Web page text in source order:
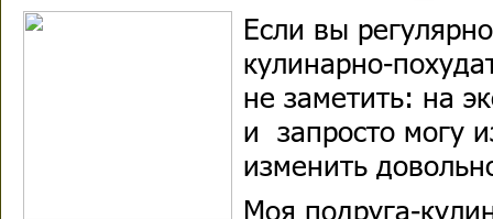
Если вы
кулинарно-
не заметить: на
и запросто могу
изменить
Моя подруга-